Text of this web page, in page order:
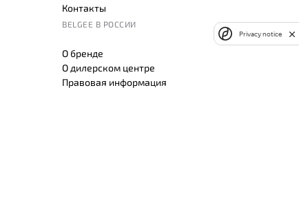
Контакты
BELGEE В РОССИИ
О бренде
О дилерском центре
Правовая информация
Privacy notice